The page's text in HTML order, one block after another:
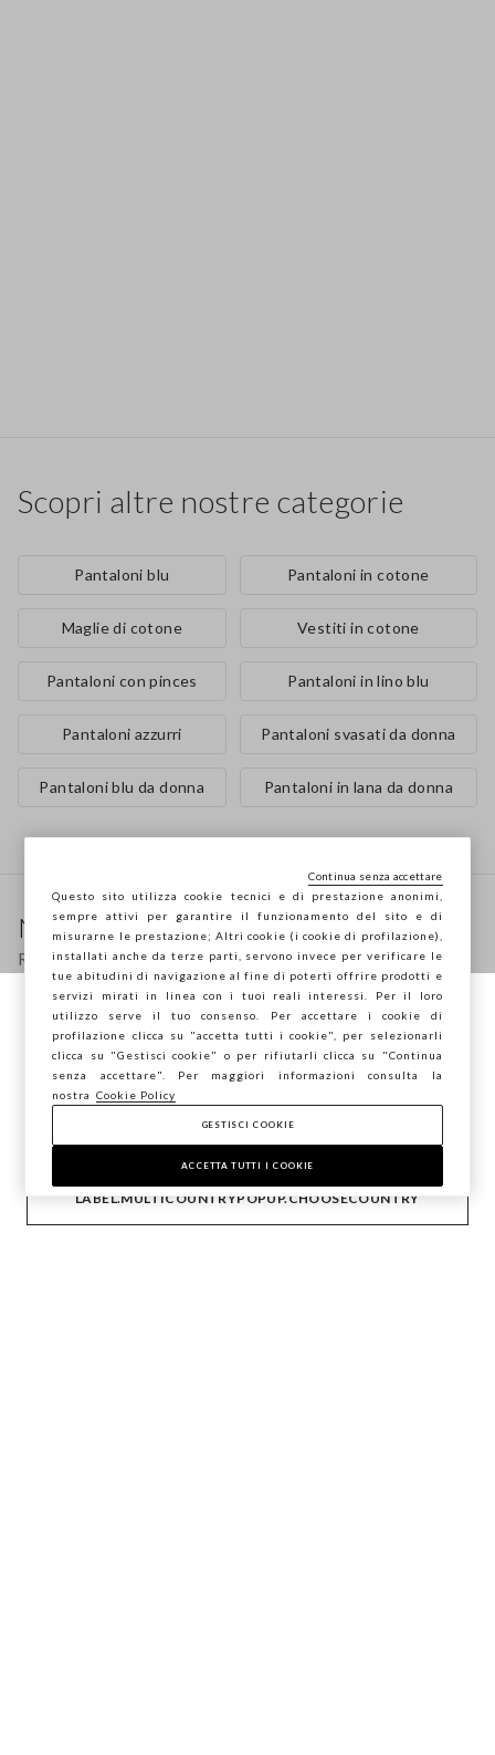
Scopri altre nostre categorie
Pantaloni blu Pantaloni in cotone
Maglie di cotone Vestiti in cotone
Pantaloni con pinces Pantaloni in lino blu
Pantaloni azzurri Pantaloni svasati da donna
Pantaloni blu da donna Pantaloni in lana da donna
Newsletter
Ricevi informazioni su nuovi drop, collezioni e
promozioni. Per te -10% di sconto.
FOOTER.NEWSLETTER.SUBSCRIBE
Seguici su
IT
Stai navigando su STEFANEL Italia, vuoi
salvare la tua posizione?
CONFERMA
LABEL.MULTICOUNTRYPOPUP.CHOOSECOUNTRY
Questo sito utilizza cookie tecnici e di prestazione anonimi,
sempre attivi per garantire il funzionamento del sito e di
misurarne le prestazione; Altri cookie (i cookie di profilazione),
installati anche da terze parti, servono invece per verificare le
tue abitudini di navigazione al fine di poterti offrire prodotti e
servizi mirati in linea con i tuoi reali interessi. Per il loro
utilizzo serve il tuo consenso. Per accettare i cookie di
profilazione clicca su "accetta tutti i cookie", per selezionarli
clicca su "Gestisci cookie" o per rifiutarli clicca su "Continua
senza accettare". Per maggiori informazioni consulta la
nostra
Cookie Policy
GESTISCI COOKIE
ACCETTA TUTTI I COOKIE
Continua senza accettare